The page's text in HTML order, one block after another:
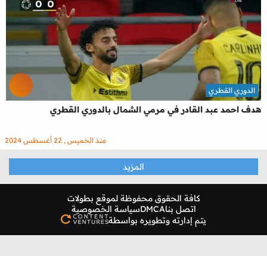
هدف احمد عبد القادر في مرمي الشمال بالدوري القطري
الدوري القطري
منذ الخميس , 22 أغسطس 2024
المزيد
كافة الحقوق محفوظة لموقع بطولات
اتصل بناDMCAسياسة الخصوصية
يتم إدارته وتطويره بواسطة